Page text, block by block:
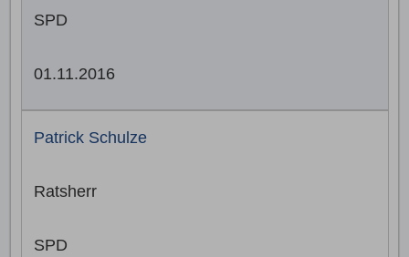
SPD
01.11.2016
Patrick Schulze
Ratsherr
SPD